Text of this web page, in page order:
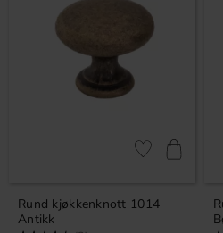
Rund kjøkkenknott 1014
Antikk
Lagre som favoritt